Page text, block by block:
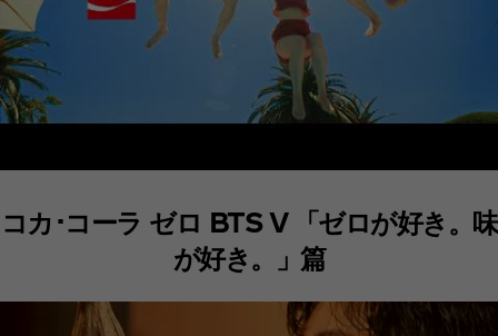
コカ･コーラ ゼロ BTS V 「ゼロが好き。味
が好き。」篇